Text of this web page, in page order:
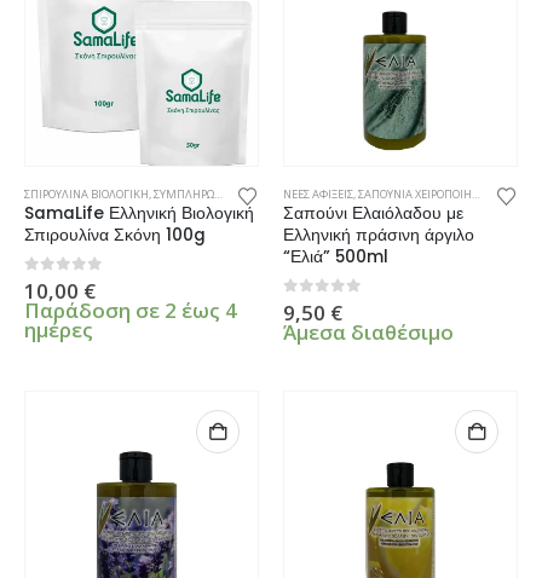
ΣΠΙΡΟΥΛΙΝΑ ΒΙΟΛΟΓΙΚΗ,ΣΥΜΠΛΗΡΩΜΑΤΑ ΔΙΑΤΡΟΦΗΣ
SamaLife Ελληνική Βιολογική
Σπιρουλίνα Σκόνη 100g
0 από 5
10,00 €
Παράδοση σε 2 έως 4
ημέρες
ΝΕΕΣ ΑΦΙΞΕΙΣ,ΣΑΠΟΥΝΙΑ ΧΕΙΡΟΠΟΙΗΤΑ
Σαπούνι Ελαιόλαδου με
Ελληνική πράσινη άργιλο
“Ελιά” 500ml
0 από 5
9,50 €
Άμεσα διαθέσιμο